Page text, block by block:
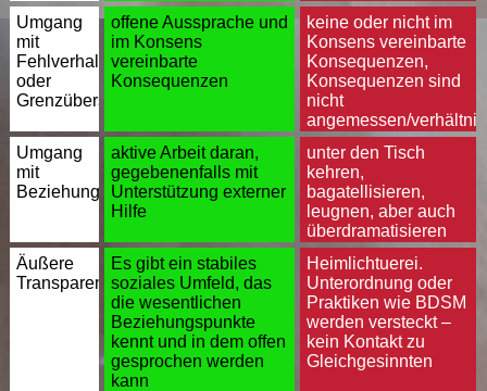
Umgang
mit
Fehlverhalten
oder
Grenzüberschreitungen
offene Aussprache und
im Konsens
vereinbarte
Konsequenzen
keine oder nicht im
Konsens vereinbarte
Konsequenzen,
Konsequenzen sind
nicht
angemessen/
Umgang
mit
Beziehungsproblemen
aktive Arbeit daran,
gegebenenfalls mit
Unterstützung externer
Hilfe
unter den Tisch
kehren,
bagatellisieren,
leugnen, aber auch
überdramatisieren
Äußere
Transparenz
Es gibt ein stabiles
soziales Umfeld, das
die wesentlichen
Beziehungspunkte
kennt und in dem offen
gesprochen werden
kann
Heimlichtuerei.
Unterordnung oder
Praktiken wie BDSM
werden versteckt –
kein Kontakt zu
Gleichgesinnten